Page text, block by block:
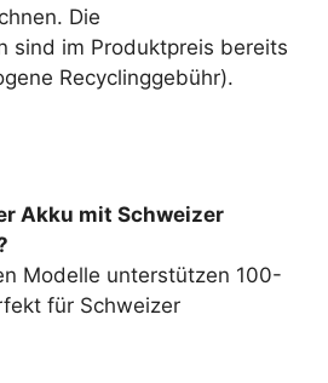
Die
sind im Produktpreis bereits
Recyclinggebühr).
Akku mit Schweizer
Modelle unterstützen 100-
für Schweizer